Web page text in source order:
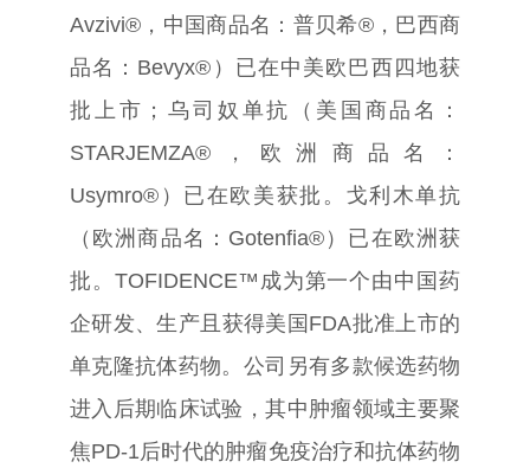
Avzivi®，中国商品名：普贝希®，巴西商
品名： Bevyx® ）已在中美欧巴西四地获
批上市；乌司奴单抗（美国商品名：
STARJEMZA®，欧洲商品名：
Usymro®）已在欧美获批。戈利木单抗
（欧洲商品名： Gotenfia® ）已在欧洲获
批。 TOFIDENCE™ 成为第一个由中国药
企研发、生产且获得美国 FDA批准上市的
单克隆抗体药物。公司另有多款候选药物
进入后期临床试验，其中肿瘤领域主要聚
焦PD-1后时代的肿瘤免疫治疗和抗体药物